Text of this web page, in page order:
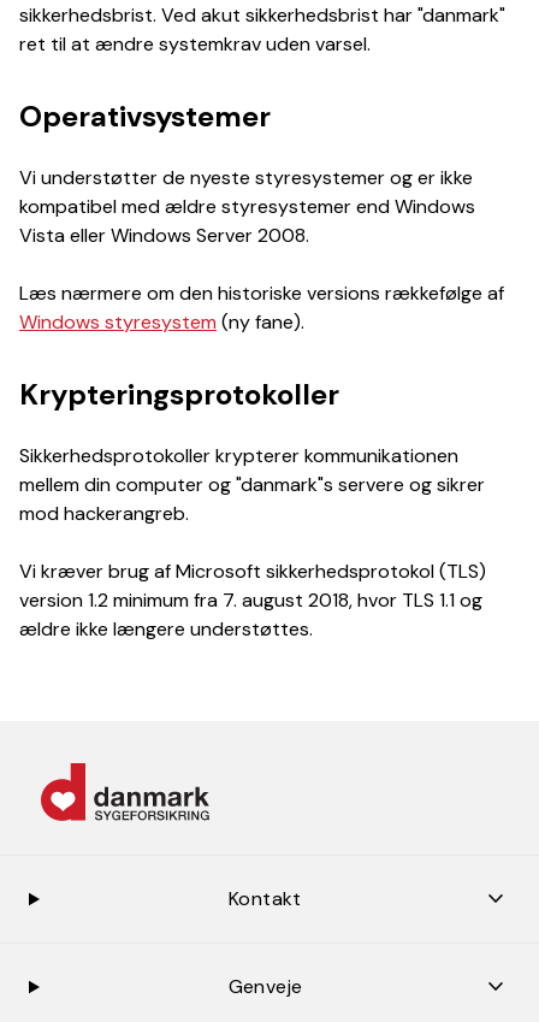
sikkerhedsbrist. Ved akut sikkerhedsbrist har "danmark"
ret til at ændre systemkrav uden varsel.
Operativsystemer
Vi understøtter de nyeste styresystemer og er ikke
kompatibel med ældre styresystemer end Windows
Vista eller Windows Server 2008.
Læs nærmere om den historiske versions rækkefølge af
Windows styresystem (ny fane).
Krypteringsprotokoller
Sikkerhedsprotokoller krypterer kommunikationen
mellem din computer og "danmark"s servere og sikrer
mod hackerangreb.
Vi kræver brug af Microsoft sikkerhedsprotokol (TLS)
version 1.2 minimum fra 7. august 2018, hvor TLS 1.1 og
ældre ikke længere understøttes.
Kontakt
Genveje